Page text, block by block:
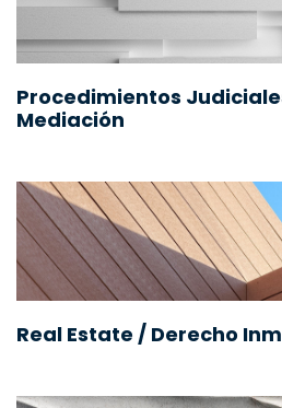
Procedimientos
Mediación
Real Estate / Derecho